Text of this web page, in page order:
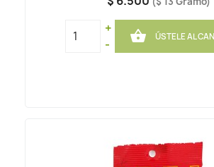
+
-
 ÚSTELE AL